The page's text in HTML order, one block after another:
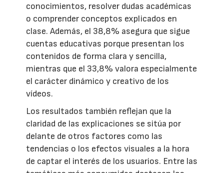
conocimientos, resolver dudas académicas
o comprender conceptos explicados en
clase. Además, el 38,8% asegura que sigue
cuentas educativas porque presentan los
contenidos de forma clara y sencilla,
mientras que el 33,8% valora especialmente
el carácter dinámico y creativo de los
vídeos.
Los resultados también reflejan que la
claridad de las explicaciones se sitúa por
delante de otros factores como las
tendencias o los efectos visuales a la hora
de captar el interés de los usuarios. Entre las